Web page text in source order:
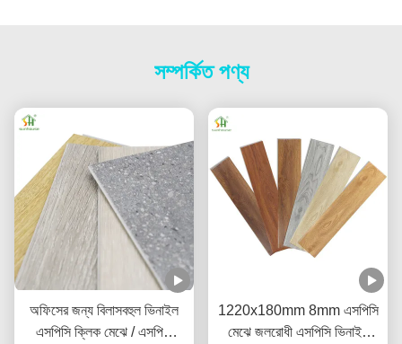
সম্পর্কিত পণ্য
অফিসের জন্য বিলাসবহুল ভিনাইল
এসপিসি ক্লিক মেঝে / এসপিসি
1220x180mm 8mm এসপিসি
মেঝে জলরোধী এসপিসি ভিনাইল